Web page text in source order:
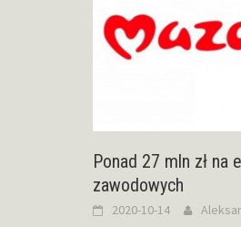
Ponad 27 mln zł na
zawodowych
2020-10-14